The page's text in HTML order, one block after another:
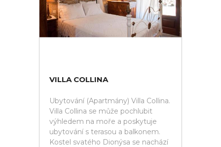
VILLA COLLINA
Ubytování (Apartmány) Villa Collina.
Villa Collina se může pochlubit
výhledem na moře a poskytuje
ubytování s terasou a balkonem.
Kostel svatého Dionýsa se nachází